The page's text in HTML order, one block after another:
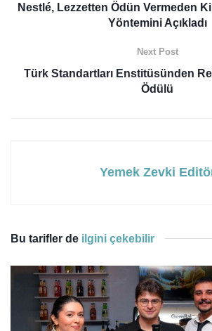
Nestlé, Lezzetten Ödün Vermeden
Yöntemini Açıkladı
Next Post
Türk Standartları Enstitüsünden
Ödülü
Yemek Zevki
Bu tarifler de ilgini çekebilir